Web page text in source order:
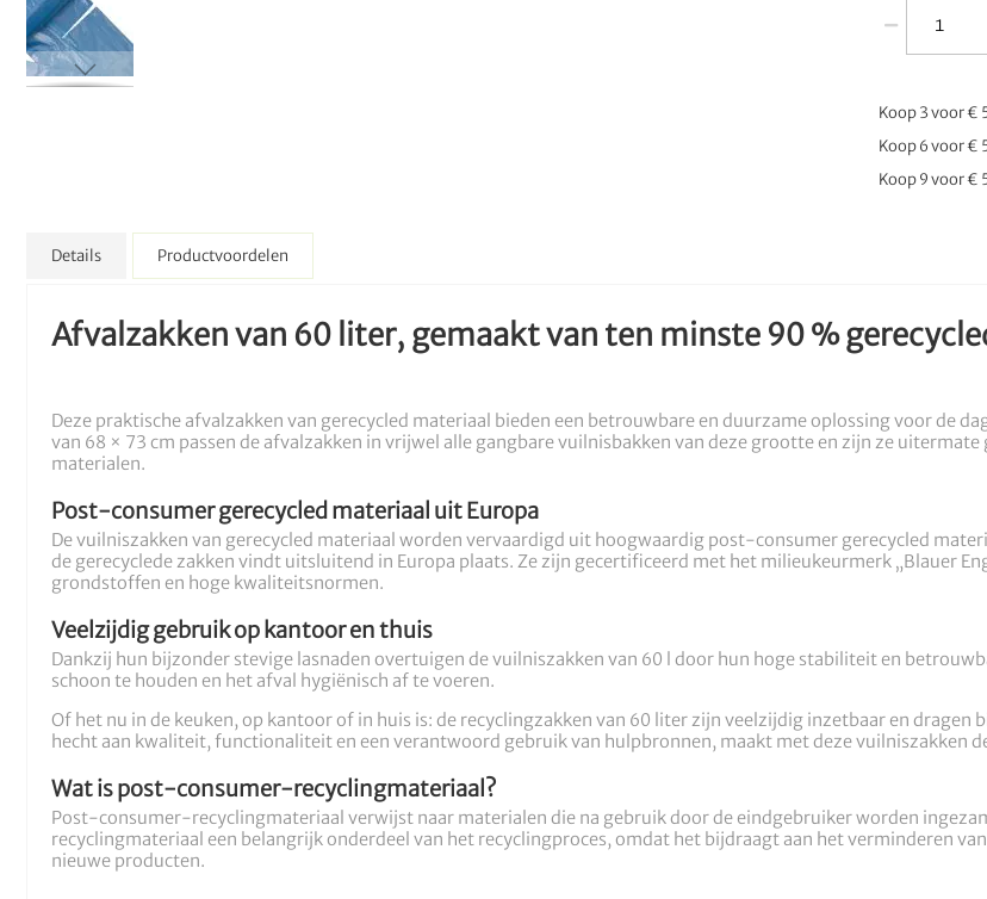
Koop 3 voor€
Koop 6 voor€
Koop 9 voor€
Details
Afvalzakken van 60 liter, gemaakt van ten minste 90 %
Deze praktische afvalzakken van gerecycled materiaal bieden een betrouwbare en duurzame oplossing voor de
van 68 × 73 cm passen de afvalzakken in vrijwel alle gangbare vuilnisbakken van deze grootte en zijn ze
materialen.
Post-consumer gerecycled materiaal uit Europa
De vuilniszakken van gerecycled materiaal worden vervaardigd uit hoogwaardig post-consumer gerecycled
de gerecyclede zakken vindt uitsluitend in Europa plaats. Ze zijn gecertificeerd met het milieukeurmerk „Blauer
grondstoffen en hoge kwaliteitsnormen.
Veelzijdig gebruik op kantoor en thuis
Dankzij hun bijzonder stevige lasnaden overtuigen de vuilniszakken van 60 l door hun hoge stabiliteit en
schoon te houden en het afval hygiënisch af te voeren.
Of het nu in de keuken, op kantoor of in huis is: de recyclingzakken van 60 liter zijn veelzijdig inzetbaar en dragen
hecht aan kwaliteit, functionaliteit en een verantwoord gebruik van hulpbronnen, maakt met deze vuilniszakken
Wat is post-consumer-recyclingmateriaal?
Post-consumer-recyclingmateriaal verwijst naar materialen die na gebruik door de eindgebruiker worden
recyclingmateriaal een belangrijk onderdeel van het recyclingproces, omdat het bijdraagt aan het verminderen
nieuwe producten.
Productvoordelen